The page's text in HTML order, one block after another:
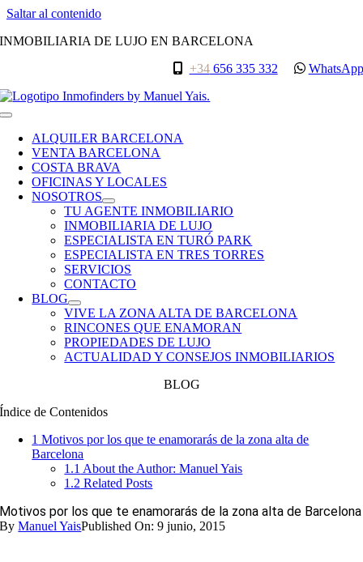
Saltar al contenido
INMOBILIARIA DE LUJO EN BARCELONA
+34656 335 332 WhatsApp
ALQUILER BARCELONA
VENTA BARCELONA
COSTA BRAVA
OFICINAS Y LOCALES
NOSOTROS
TU AGENTE INMOBILIARIO
INMOBILIARIA DE LUJO
ESPECIALISTA EN TURÓ PARK
ESPECIALISTA EN TRES TORRES
SERVICIOS
CONTACTO
BLOG
VIVE LA ZONA ALTA DE BARCELONA
RINCONES QUE ENAMORAN
PROPIEDADES DE LUJO
ACTUALIDAD Y CONSEJOS INMOBILIARIOS
BLOG
Índice de Contenidos
1 Motivos por los que te enamorarás de la zona alta de
Barcelona
1.1 About the Author: Manuel Yais
1.2 Related Posts
Motivos por los que te enamorarás de la zona alta de Barcelona
ByManuel YaisPublished On: 9 junio, 2015